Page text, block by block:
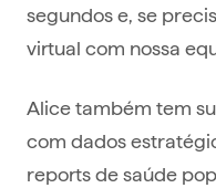
segundos e, se
virtual com nossa
Alice também tem
com dados
reports de saúde